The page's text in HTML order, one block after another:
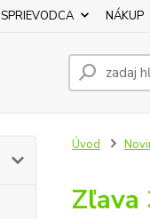
SPRIEVODCA NÁKUP
Úvod
Zľava